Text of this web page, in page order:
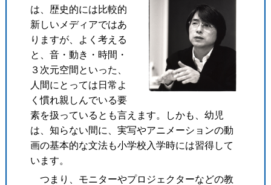
は、歴史的には比較的
新しいメディアではあ
りますが、よく考える
と、音・動き・時間・
３次元空間といった、
人間にとっては日常よ
く慣れ親しんでいる要
素を扱っているとも言えます。しかも、幼児
は、知らない間に、実写やアニメーションの動
画の基本的な文法も小学校入学時には習得して
います。
つまり、モニターやプロジェクターなどの教